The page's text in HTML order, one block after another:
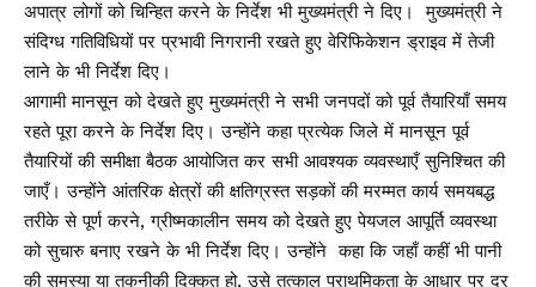
अपात्र लोगों को चिन्हित करने के निर्देश भी मुख्यमंत्री ने दिए। मुख्यमंत्री ने
संदिग्ध गतिविधियों पर प्रभावी निगरानी रखते हुए वेरिफिकेशन ड्राइव में तेजी
लाने के भी निर्देश दिए।
आगामी मानसून को देखते हुए मुख्यमंत्री ने सभी जनपदों को पूर्व तैयारियाँ समय
रहते पूरा करने के निर्देश दिए। उन्होंने कहा प्रत्येक जिले में मानसून पूर्व
तैयारियों की समीक्षा बैठक आयोजित कर सभी आवश्यक व्यवस्थाएँ सुनिश्चित की
जाएँ। उन्होंने आंतरिक क्षेत्रों की क्षतिग्रस्त सड़कों की मरम्मत कार्य समयबद्ध
तरीके से पूर्ण करने, ग्रीष्मकालीन समय को देखते हुए पेयजल आपूर्ति व्यवस्था
को सुचारु बनाए रखने के भी निर्देश दिए। उन्होंने कहा कि जहाँ कहीं भी पानी
की समस्या या तकनीकी दिक्कत हो, उसे तत्काल प्राथमिकता के आधार पर दूर